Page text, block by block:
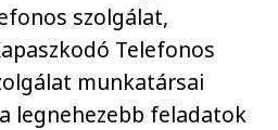
szolgálat,
Telefonos
munkatársai
legnehezebb feladatok